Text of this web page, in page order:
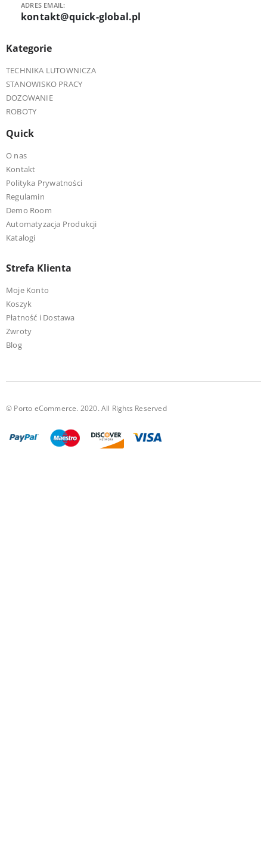
ADRES EMAIL:
kontakt@quick-global.pl
Kategorie
TECHNIKA LUTOWNICZA
STANOWISKO PRACY
DOZOWANIE
ROBOTY
Quick
O nas
Kontakt
Polityka Prywatności
Regulamin
Demo Room
Automatyzacja Produkcji
Katalogi
Strefa Klienta
Moje Konto
Koszyk
Płatność i Dostawa
Zwroty
Blog
© Porto eCommerce. 2020. All Rights Reserved